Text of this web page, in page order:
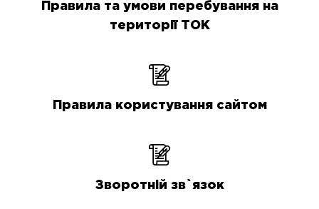
Правила та умови перебування на
території ТОК
Правила користування сайтом
Зворотній зв`язок